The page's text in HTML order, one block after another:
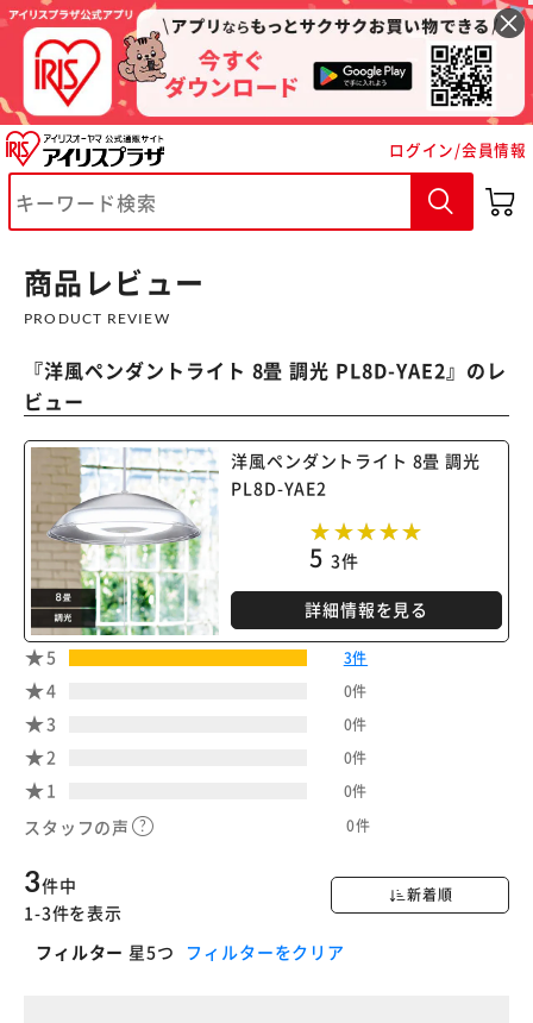
ログイン/会員情報
商品レビュー
PRODUCT REVIEW
『洋風ペンダントライト 8畳 調光 PL8D-YAE2』のレ
ビュー
洋風ペンダントライト 8畳 調光
PL8D-YAE2
5 3件
詳細情報を見る
5 3件
4 0件
3 0件
2 0件
1 0件
スタッフの声 0件
新着順
3件中
1-3件を表示
フィルター 星5つ フィルターをクリア
※ご確認ください